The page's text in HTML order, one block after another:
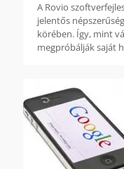
A Rovio
jelentős
körében. Így, mint
megpróbálják saját